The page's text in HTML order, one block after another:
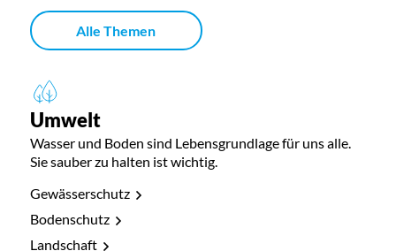
Alle Themen
Umwelt
Wasser und Boden sind Lebensgrundlage für uns alle.
Sie sauber zu halten ist wichtig.
Gewässerschutz
Bodenschutz
Landschaft